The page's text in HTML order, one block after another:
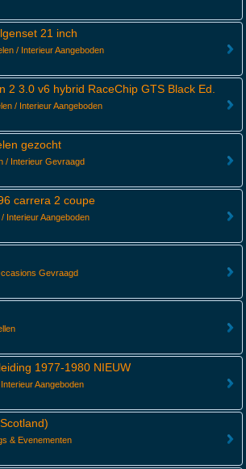
21 inch
/ Interieur Aangeboden
2 3.0 v6 hybrid RaceChip GTS Black Ed.
/ Interieur Aangeboden
gezocht
/ Interieur Gevraagd
carrera 2 coupe
Interieur Aangeboden
Gevraagd
1977-1980 NIEUW
Aangeboden
& Evenementen